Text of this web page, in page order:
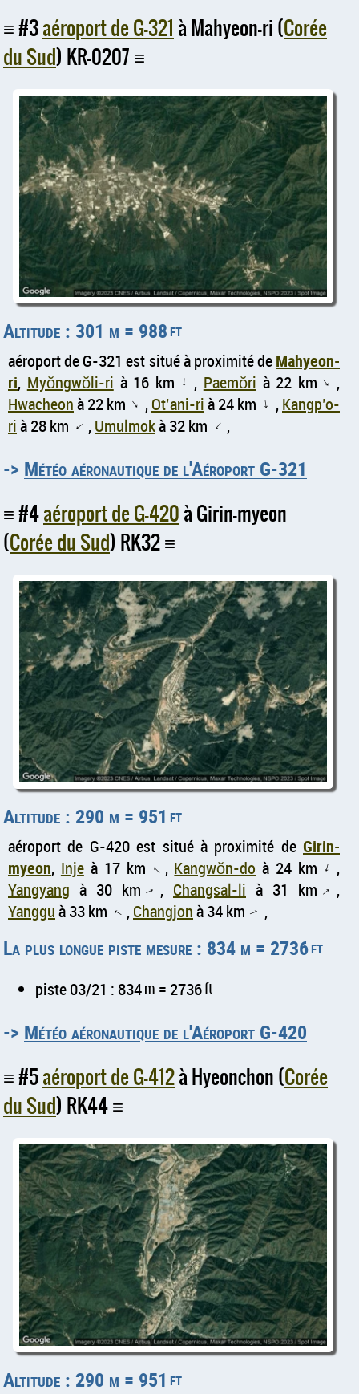
#3aéroport de G-321 à Mahyeon-ri (Corée
du Sud) KR-0207
Altitude : 301 m = 988ft
aéroport de G-321 est situé à proximité deMahyeon-
ri, Myŏngwŏli-ri à 16 km ↑ , Paemŏri à 22 km ↑ ,
Hwacheonà 22 km ↑ ,Ot’ani-rià 24 km ↑ ,Kangp’o-
rià 28 km ↑ ,Umulmokà 32 km ↑ ,
-> Météo aéronautique de l'Aéroport G-321
#4aéroport de G-420à Girin-myeon
(Corée du Sud) RK32
Altitude : 290 m = 951 ft
aéroport de G-420 est situé à proximité de Girin-
myeon, Injeà 17 km ↑ , Kangwŏn-do à 24 km ↑ ,
Yangyang à 30 km ↑ , Changsal-li à 31 km ↑ ,
Yangguà 33 km ↑ ,Changjonà 34 km ↑ ,
La plus longue piste mesure : 834 m = 2736ft
piste 03/21 : 834m = 2736ft
-> Météo aéronautique de l'Aéroport G-420
#5aéroport de G-412à Hyeonchon (Corée
du Sud) RK44
Altitude : 290 m = 951 ft